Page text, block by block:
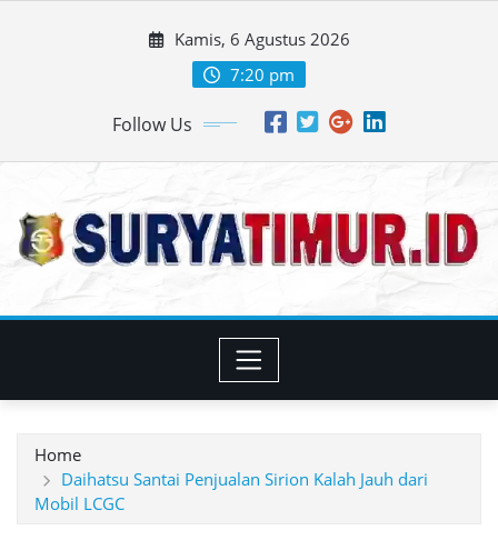
Kamis, 6 Agustus 2026
7:20 pm
Follow Us
Home
Daihatsu Santai Penjualan Sirion Kalah Jauh dari
Mobil LCGC